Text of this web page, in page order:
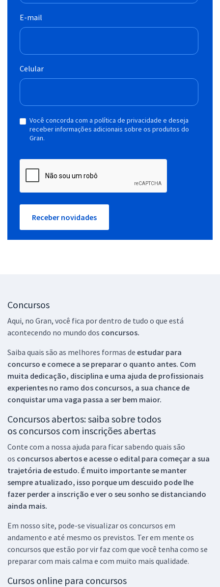
E-mail
Celular
Você concorda com a política de privacidade e deseja
receber informações adicionais sobre os produtos do
Gran.
Receber novidades
Concursos
Aqui, no Gran, você fica por dentro de tudo o que está
acontecendo no mundo dos concursos.
Saiba quais são as melhores formas de estudar para
concurso e comece a se preparar o quanto antes. Com
muita dedicação, disciplina e uma ajuda de profissionais
experientes no ramo dos concursos, a sua chance de
conquistar uma vaga passa a ser bem maior.
Concursos abertos: saiba sobre todos
os concursos com inscrições abertas
Conte com a nossa ajuda para ficar sabendo quais são
os concursos abertos e acesse o edital para começar a sua
trajetória de estudo. É muito importante se manter
sempre atualizado, isso porque um descuido pode lhe
fazer perder a inscrição e ver o seu sonho se distanciando
ainda mais.
Em nosso site, pode-se visualizar os concursos em
andamento e até mesmo os previstos. Ter em mente os
concursos que estão por vir faz com que você tenha como se
preparar com mais calma e com muito mais qualidade.
Cursos online para concursos